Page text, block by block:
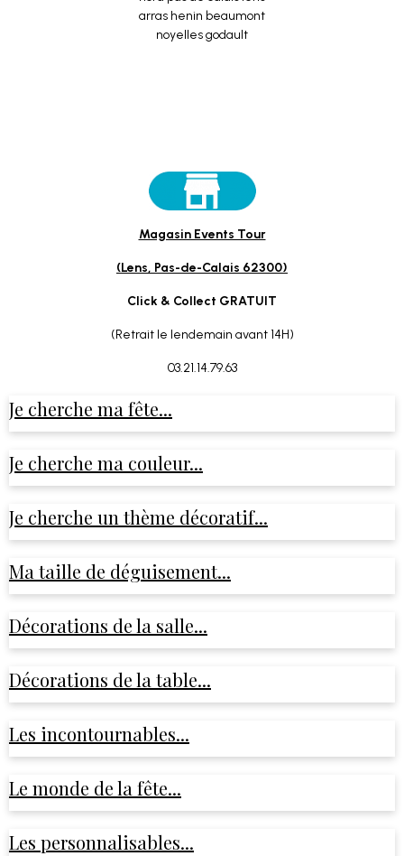
Magasin Events Tour
(Lens, Pas-de-Calais 62300)
Click & Collect GRATUIT
(Retrait le lendemain avant 14H)
03.21.14.79.63
Je cherche ma fête...
Je cherche ma couleur...
Je cherche un thème décoratif...
Ma taille de déguisement...
Décorations de la salle...
Décorations de la table...
Les incontournables...
Le monde de la fête...
Les personnalisables...